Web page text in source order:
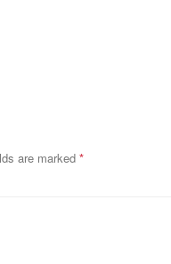
are marked *